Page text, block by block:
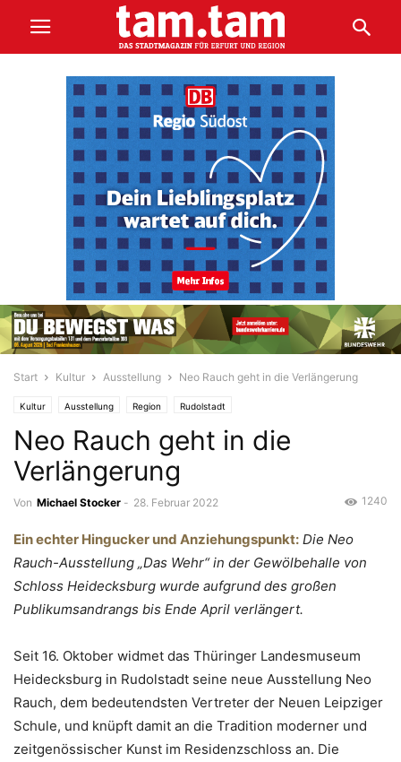
Start Kultur Ausstellung Neo Rauch geht in die Verlängerung
Kultur Ausstellung Region Rudolstadt
Neo Rauch geht in die
Verlängerung
Von Michael Stocker - 28. Februar 2022 1240
Ein echter Hingucker und Anziehungspunkt: Die Neo
Rauch-Ausstellung „Das Wehr“ in der Gewölbehalle von
Schloss Heidecksburg wurde aufgrund des großen
Publikumsandrangs bis Ende April verlängert.
Seit 16. Oktober widmet das Thüringer Landesmuseum
Heidecksburg in Rudolstadt seine neue Ausstellung Neo
Rauch, dem bedeutendsten Vertreter der Neuen Leipziger
Schule, und knüpft damit an die Tradition moderner und
zeitgenössischer Kunst im Residenzschloss an. Die